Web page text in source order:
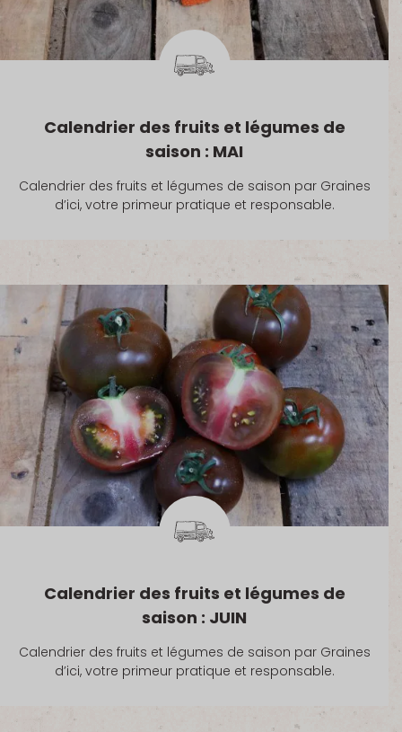
Calendrier des fruits et légumes de
saison : MAI
Calendrier des fruits et légumes de saison par Graines
d’ici, votre primeur pratique et responsable.
Calendrier des fruits et légumes de
saison : JUIN
Calendrier des fruits et légumes de saison par Graines
d’ici, votre primeur pratique et responsable.